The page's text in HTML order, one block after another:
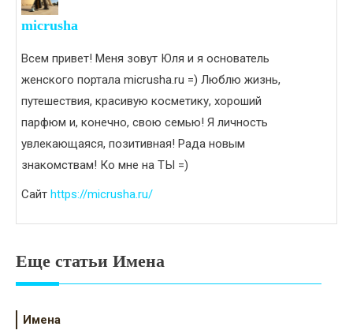
micrusha
Всем привет! Меня зовут Юля и я основатель
женского портала micrusha.ru =) Люблю жизнь,
путешествия, красивую косметику, хороший
парфюм и, конечно, свою семью! Я личность
увлекающаяся, позитивная! Рада новым
знакомствам! Ко мне на ТЫ =)
Сайт https://micrusha.ru/
Еще статьи Имена
Имена